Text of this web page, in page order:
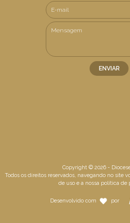
Copyright © 2026 -
Todos os direitos reservados, navegando no site
de usoe a nossa política de
Desenvolvido com por